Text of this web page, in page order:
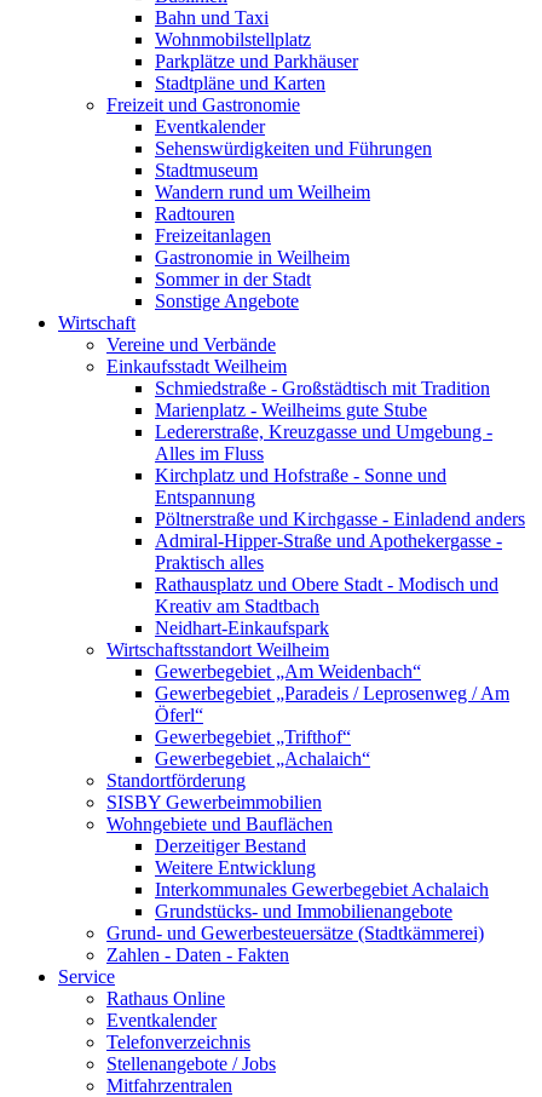
Bahn und Taxi
Wohnmobilstellplatz
Parkplätze und Parkhäuser
Stadtpläne und Karten
Freizeit und Gastronomie
Eventkalender
Sehenswürdigkeiten und Führungen
Stadtmuseum
Wandern rund um Weilheim
Radtouren
Freizeitanlagen
Gastronomie in Weilheim
Sommer in der Stadt
Sonstige Angebote
Wirtschaft
Vereine und Verbände
Einkaufsstadt Weilheim
Schmiedstraße - Großstädtisch mit Tradition
Marienplatz - Weilheims gute Stube
Ledererstraße, Kreuzgasse und Umgebung -
Alles im Fluss
Kirchplatz und Hofstraße - Sonne und
Entspannung
Pöltnerstraße und Kirchgasse - Einladend anders
Admiral-Hipper-Straße und Apothekergasse -
Praktisch alles
Rathausplatz und Obere Stadt - Modisch und
Kreativ am Stadtbach
Neidhart-Einkaufspark
Wirtschaftsstandort Weilheim
Gewerbegebiet „Am Weidenbach“
Gewerbegebiet „Paradeis / Leprosenweg / Am
Öferl“
Gewerbegebiet „Trifthof“
Gewerbegebiet „Achalaich“
Standortförderung
SISBY Gewerbeimmobilien
Wohngebiete und Bauflächen
Derzeitiger Bestand
Weitere Entwicklung
Interkommunales Gewerbegebiet Achalaich
Grundstücks- und Immobilienangebote
Grund- und Gewerbesteuersätze (Stadtkämmerei)
Zahlen - Daten - Fakten
Service
Rathaus Online
Eventkalender
Telefonverzeichnis
Stellenangebote / Jobs
Mitfahrzentralen